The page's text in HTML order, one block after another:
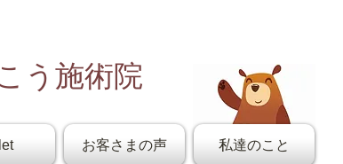
施術院
お客さまの声 私達のこと